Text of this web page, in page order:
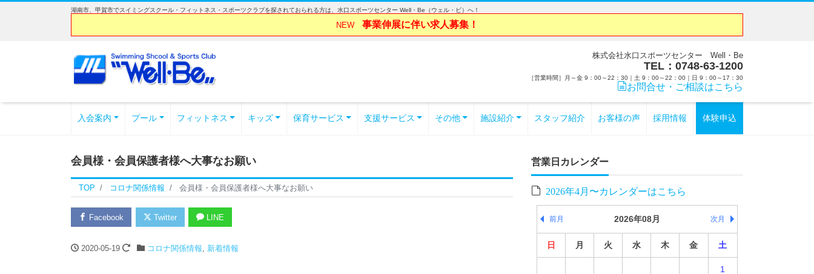
湖南市、甲賀市でスイミングスクール・フィットネス・スポーツクラブを探されておられる方は、水口スポーツセンター Well・Be（ウェル・ビ）へ！
NEW 事業伸展に伴い求人募集！
株式会社水口スポーツセンター Well・Be
TEL：0748-63-1200
［営業時間］月～金 9：00～22：30｜土 9：00～22：00｜日 9：00～17：30
お問合せ・ご相談はこちら
入会案内 プール フィットネス キッズ 保育サービス 支援サービス その他 施設紹介 スタッフ紹介 お客様の声 採用情報 体験申込
会員様・会員保護者様へ大事なお願い
TOP コロナ関係情報 会員様・会員保護者様へ大事なお願い
Facebook Twitter LINE
2020-05-19 コロナ関係情報 新着情報
営業日カレンダー
2026年4月〜カレンダーはこちら